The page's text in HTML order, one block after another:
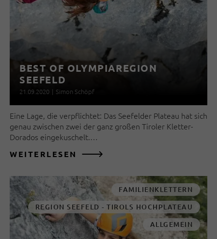
BEST OF OLYMPIAREGION
SEEFELD
21.09.2020 | Simon Schöpf
Eine Lage, die verpflichtet: Das Seefelder Plateau hat sich
genau zwischen zwei der ganz großen Tiroler Kletter-
Dorados eingekuschelt.…
WEITERLESEN
FAMILIENKLETTERN
REGION SEEFELD - TIROLS HOCHPLATEAU
ALLGEMEIN